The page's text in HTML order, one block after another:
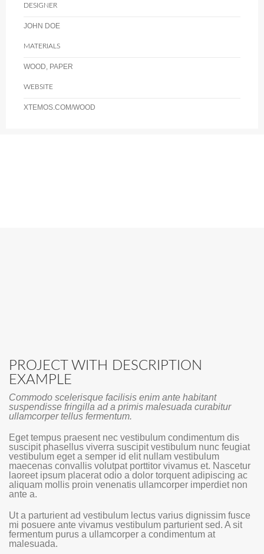
DESIGNER
JOHN DOE
MATERIALS
WOOD, PAPER
WEBSITE
XTEMOS.COM/WOOD
PROJECT WITH DESCRIPTION
EXAMPLE
Commodo scelerisque facilisis enim ante habitant
suspendisse fringilla ad a primis malesuada curabitur
ullamcorper tellus fermentum.
Eget tempus praesent nec vestibulum condimentum dis
suscipit phasellus viverra suscipit vestibulum nunc feugiat
vestibulum eget a semper id elit nullam vestibulum
maecenas convallis volutpat porttitor vivamus et. Nascetur
laoreet ipsum placerat odio a dolor torquent adipiscing ac
aliquam mollis proin venenatis ullamcorper imperdiet non
ante a.
Ut a parturient ad vestibulum lectus varius dignissim fusce
mi posuere ante vivamus vestibulum parturient sed. A sit
fermentum purus a ullamcorper a condimentum at
malesuada.